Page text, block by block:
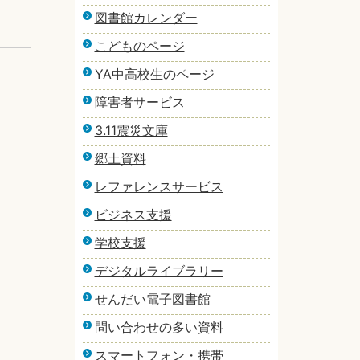
図書館カレンダー
こどものページ
YA中高校生のページ
障害者サービス
3.11震災文庫
郷土資料
レファレンスサービス
ビジネス支援
学校支援
デジタルライブラリー
せんだい電子図書館
問い合わせの多い資料
スマートフォン・携帯